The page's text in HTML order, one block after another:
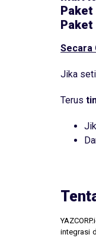
Paket
Paket
Secara
Jika
Terus
integrasi